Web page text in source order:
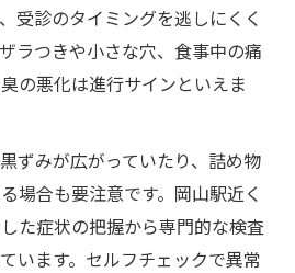
受診のタイミングを逃しにくく
ラつきや小さな穴、食事中の痛
の悪化は進行サインといえま
ずみが広がっていたり、詰め物
場合も要注意です。岡山駅近く
た症状の把握から専門的な検査
います。セルフチェックで異常